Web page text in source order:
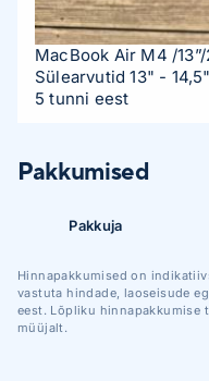
MacBook Air M4 /
Sülearvutid 13" -
5 tunni eest
Pakkumised
Pakkuja
Hinnapakkumised on
vastuta hindade, laoseisude
eest. Lõpliku hinnapakkumise
müüjalt.